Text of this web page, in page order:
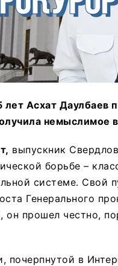
лет Асхат Даулбаев
немыслимое
выпускник
борьбе –
системе. Свой
Генерального
он прошел честно,
почерпнутой в